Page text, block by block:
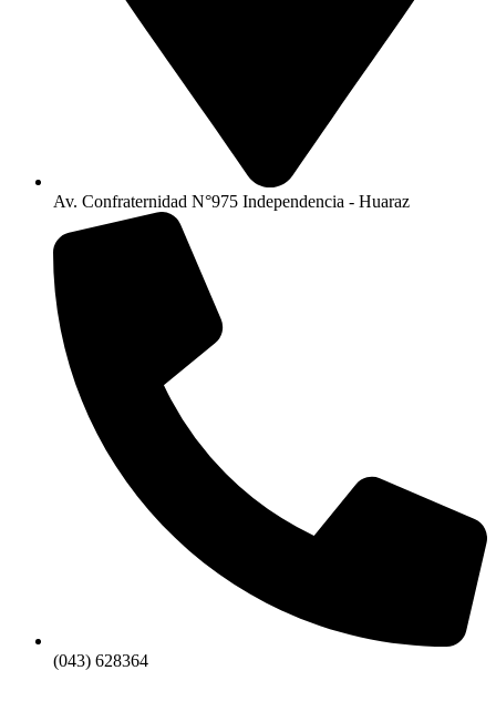
Av. Confraternidad N°975 Independencia - Huaraz
(043) 628364